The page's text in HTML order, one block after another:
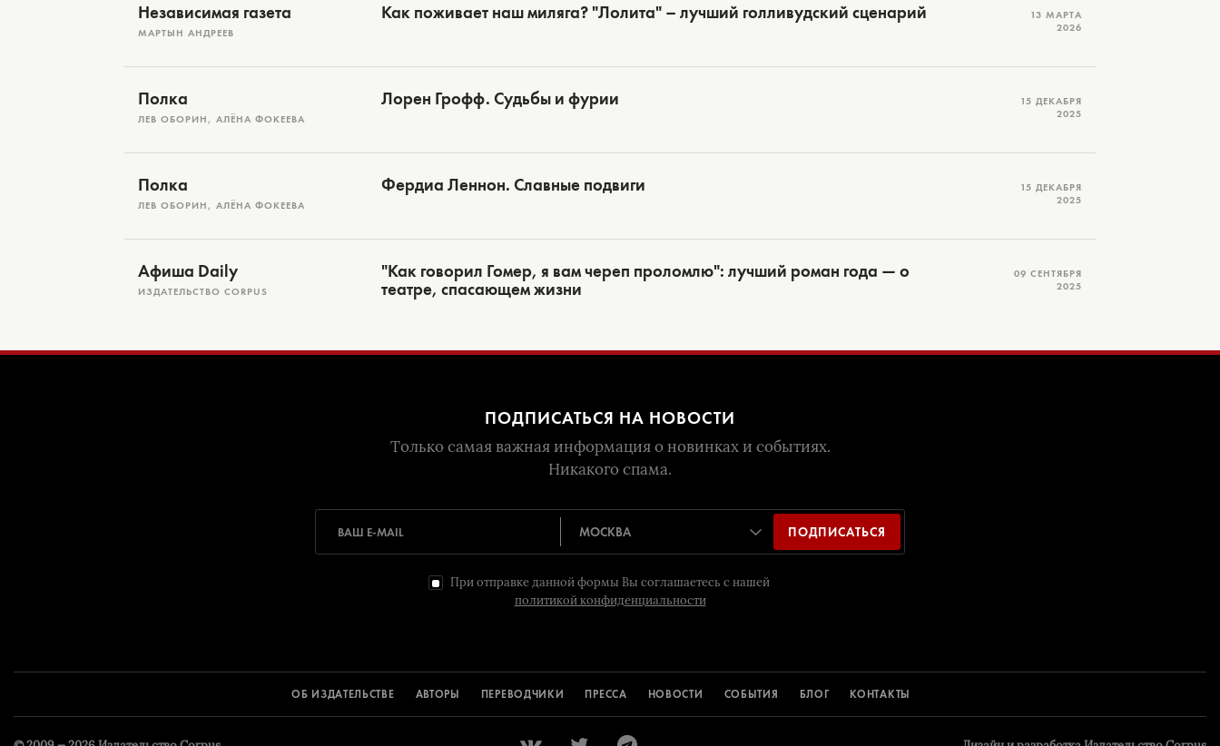
Независимая газета
МАРТЫН АНДРЕЕВ
13 МАРТА
2026
Как поживает наш миляга? "Лолита" – лучший голливудский сценарий
Полка
ЛЕВ ОБОРИН, АЛЁНА ФОКЕЕВА
15 ДЕКАБРЯ
2025
Лорен Грофф. Судьбы и фурии
Полка
ЛЕВ ОБОРИН, АЛЁНА ФОКЕЕВА
15 ДЕКАБРЯ
2025
Фердиа Леннон. Славные подвиги
Афиша Daily
ИЗДАТЕЛЬСТВО CORPUS
09 СЕНТЯБРЯ
2025
"Как говорил Гомер, я вам череп проломлю": лучший роман года — о
театре, спасающем жизни
ПОДПИСАТЬСЯ НА НОВОСТИ
Только самая важная информация о новинках и событиях.
Никакого спама.
ПОДПИСАТЬСЯ
При отправке данной формы Вы соглашаетесь с нашей
политикой конфиденциальности
ОБ ИЗДАТЕЛЬСТВЕ АВТОРЫ ПЕРЕВОДЧИКИ ПРЕССА НОВОСТИ СОБЫТИЯ БЛОГ КОНТАКТЫ